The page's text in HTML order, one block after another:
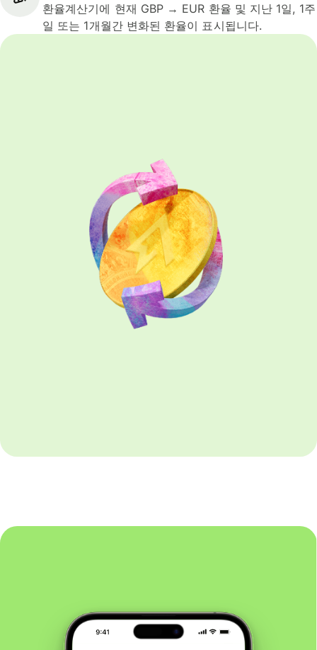
환율계산기에 현재 GBP → EUR 환율 및 지난 1일, 1주
일 또는 1개월간 변화된 환율이 표시됩니다.